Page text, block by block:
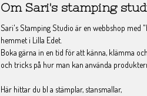
Om Sari's stamping
Sari's Stamping Studio är en webbshop med
hemmet i Lilla Edet.
Boka gärna in en tid för att känna, klämma
och tricks på hur man kan använda
Här hittar du bl a stämplar, stansmallar,